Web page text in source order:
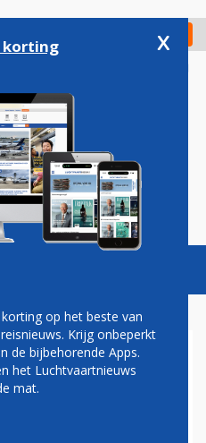
Check in
Vacatures
BREIDT
HELSINKI
korting x
op het beste van
Krijg onbeperkt
de bijbehorende Apps.
het Luchtvaartnieuws
mat.